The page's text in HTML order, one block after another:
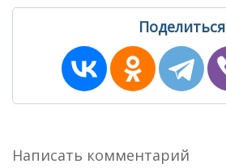
Поделиться
Написать комментарий